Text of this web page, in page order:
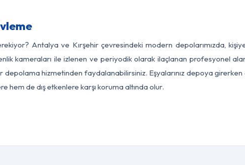
Antalya ve Kırşehir çevresindeki modern depolarımızda,
kameraları ile izlenen ve periyodik olarak ilaçlanan profesyonel
depolama hizmetinden faydalanabilirsiniz. Eşyalarınız depoya
hem de dış etkenlere karşı koruma altında olur.